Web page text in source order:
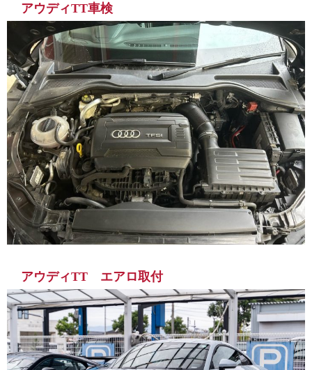
アウディTT車検
アウディTT エアロ取付